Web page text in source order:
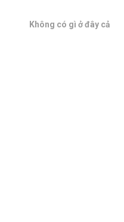
Không có gì ở đây cả